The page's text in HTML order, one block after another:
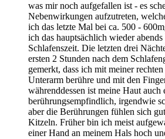
was mir noch aufgefallen ist - es
Nebenwirkungen aufzutreten,
ich das letzte Mal bei ca. 500 -
ich das hauptsächlich wieder
Schlafenszeit. Die letzten drei
ersten 2 Stunden nach dem
gemerkt, dass ich mit meiner
Unterarm berühre und mit den
währenddessen ist meine Haut auch
berührungsempfindlich, irgendwie
aber die Berührungen fühlen sich
Kitzeln. Früher bin ich meist
einer Hand an meinem Hals hoch